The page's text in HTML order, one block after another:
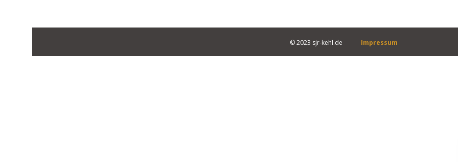
© 2023 sjr-kehl.de Impressum